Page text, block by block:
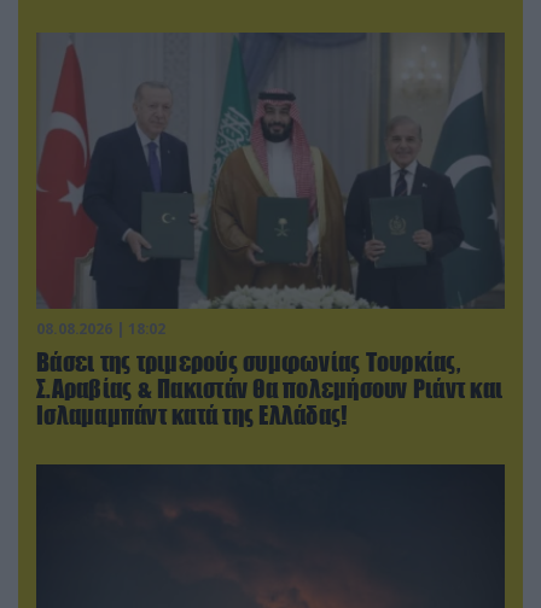
08.08.2026 | 18:02
Βάσει της τριμερούς συμφωνίας Τουρκίας,
Σ.Αραβίας & Πακιστάν θα πολεμήσουν Ριάντ και
Ισλαμαμπάντ κατά της Ελλάδας!